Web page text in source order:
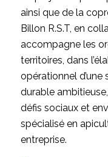
ainsi que de la
Billon R.S.T, en
accompagne les
territoires, dans
opérationnel
durable
défis sociaux et
spécialisé en
entreprise.